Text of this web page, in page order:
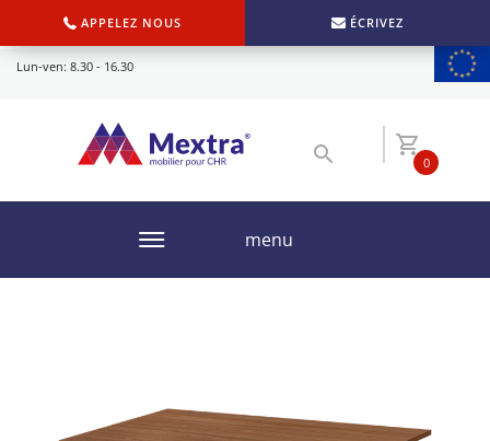
APPELEZ NOUS ÉCRIVEZ
Lun-ven: 8.30 - 16.30
0
menu